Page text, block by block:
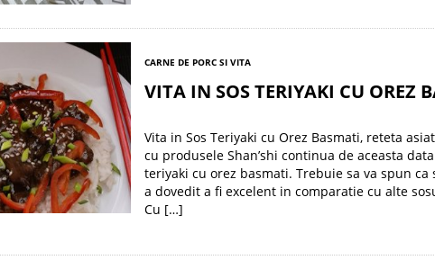
CARNE DE PORC SI VITA
VITA IN SOS TERIYAKI CU OREZ
Vita in Sos Teriyaki cu Orez Basmati, reteta
cu produsele Shan’shi continua de aceasta
teriyaki cu orez basmati. Trebuie sa va spun ca
a dovedit a fi excelent in comparatie cu alte
Cu […]